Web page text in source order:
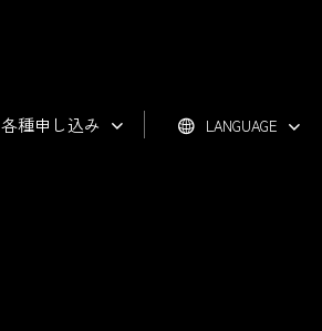
各種申し込み LANGUAGE